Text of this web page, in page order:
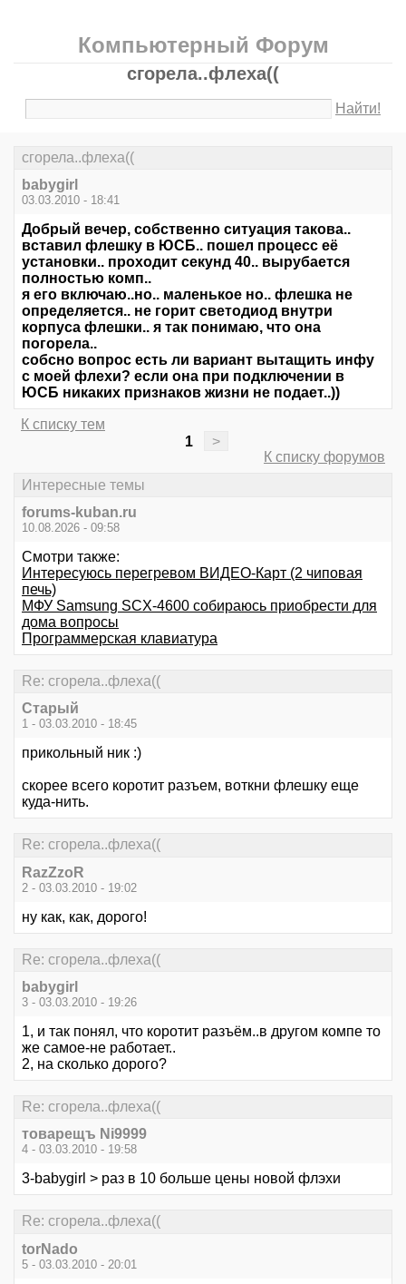
Компьютерный Форум
сгорела..флеха((
Найти!
сгорела..флеха((
babygirl
03.03.2010 - 18:41
Добрый вечер, собственно ситуация такова..
вставил флешку в ЮСБ.. пошел процесс её
установки.. проходит секунд 40.. вырубается
полностью комп..
я его включаю..но.. маленькое но.. флешка не
определяется.. не горит светодиод внутри
корпуса флешки.. я так понимаю, что она
погорела..
собсно вопрос есть ли вариант вытащить инфу
с моей флехи? если она при подключении в
ЮСБ никаких признаков жизни не подает..))
К списку тем
1
>
К списку форумов
Интересные темы
forums-kuban.ru
10.08.2026 - 09:58
Смотри также:
Интересуюсь перегревом ВИДЕО-Карт (2 чиповая
печь)
МФУ Samsung SCX-4600 собираюсь приобрести для
дома вопросы
Программерская клавиатура
Re: сгорела..флеха((
Старый
1 - 03.03.2010 - 18:45
прикольный ник :)
скорее всего коротит разъем, воткни флешку еще
куда-нить.
Re: сгорела..флеха((
RazZzoR
2 - 03.03.2010 - 19:02
ну как, как, дорого!
Re: сгорела..флеха((
babygirl
3 - 03.03.2010 - 19:26
1, и так понял, что коротит разъём..в другом компе то
же самое-не работает..
2, на сколько дорого?
Re: сгорела..флеха((
товарещъ Ni9999
4 - 03.03.2010 - 19:58
3-babygirl > раз в 10 больше цены новой флэхи
Re: сгорела..флеха((
torNado
5 - 03.03.2010 - 20:01